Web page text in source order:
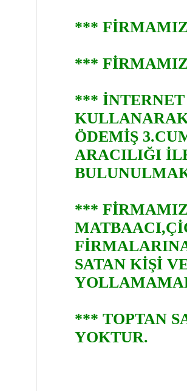
***
***
***
ÖDEMİŞ
ARACILIĞI
***
SATAN KİŞİ
*** TOPTAN
YOKTUR.